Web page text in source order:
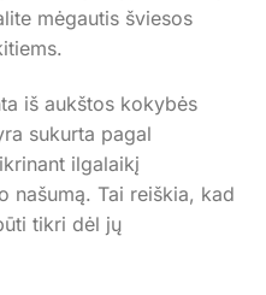
mėgautis šviesos
iš aukštos kokybės
sukurta pagal
ilgalaikį
našumą. Tai reiškia, kad
tikri dėl jų